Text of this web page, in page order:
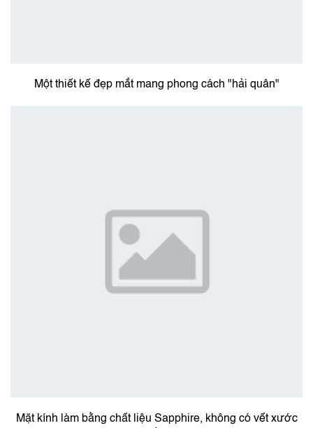
Một thiết kế đẹp mắt mang phong cách "hải quân"
Mặt kính làm bằng chất liệu Sapphire, không có vết xước